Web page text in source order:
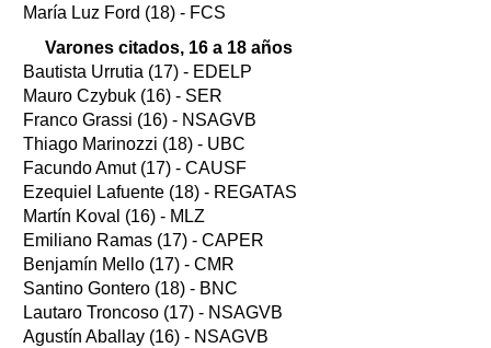
María Luz Ford (18) - FCS
Varones citados, 16 a 18 años
Bautista Urrutia (17) - EDELP
Mauro Czybuk (16) - SER
Franco Grassi (16) - NSAGVB
Thiago Marinozzi (18) - UBC
Facundo Amut (17) - CAUSF
Ezequiel Lafuente (18) - REGATAS
Martín Koval (16) - MLZ
Emiliano Ramas (17) - CAPER
Benjamín Mello (17) - CMR
Santino Gontero (18) - BNC
Lautaro Troncoso (17) - NSAGVB
Agustín Aballay (16) - NSAGVB